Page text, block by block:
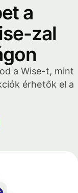
a
zal
a Wise-t, mint
érhetők el a